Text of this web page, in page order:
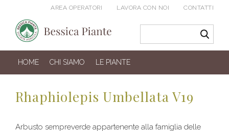
AREA OPERATORI LAVORA CON NOI CONTATTI
HOME CHI SIAMO LE PIANTE
Rhaphiolepis Umbellata V19
Arbusto sempreverde appartenente alla famiglia delle